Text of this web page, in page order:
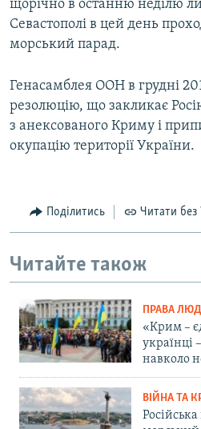
щорічно в останню неділю
Севастополі в цей день
морський парад.
Генасамблея ООН в грудні
резолюцію, що закликає
з анексованого Криму і
окупацію території України.
Поділитись Читати без
Читайте також
ПРАВА
«Крим –
українці
навколо
ВІЙНА ТА